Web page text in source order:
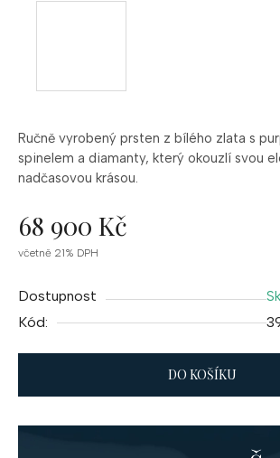
Ručně vyrobený prsten z bílého zlata s
spinelem a diamanty, který okouzlí svou
nadčasovou krásou.
68 900 Kč
Měrná
včetně 21% DPH
Dostupnost
Kód:
DO KOŠÍKU